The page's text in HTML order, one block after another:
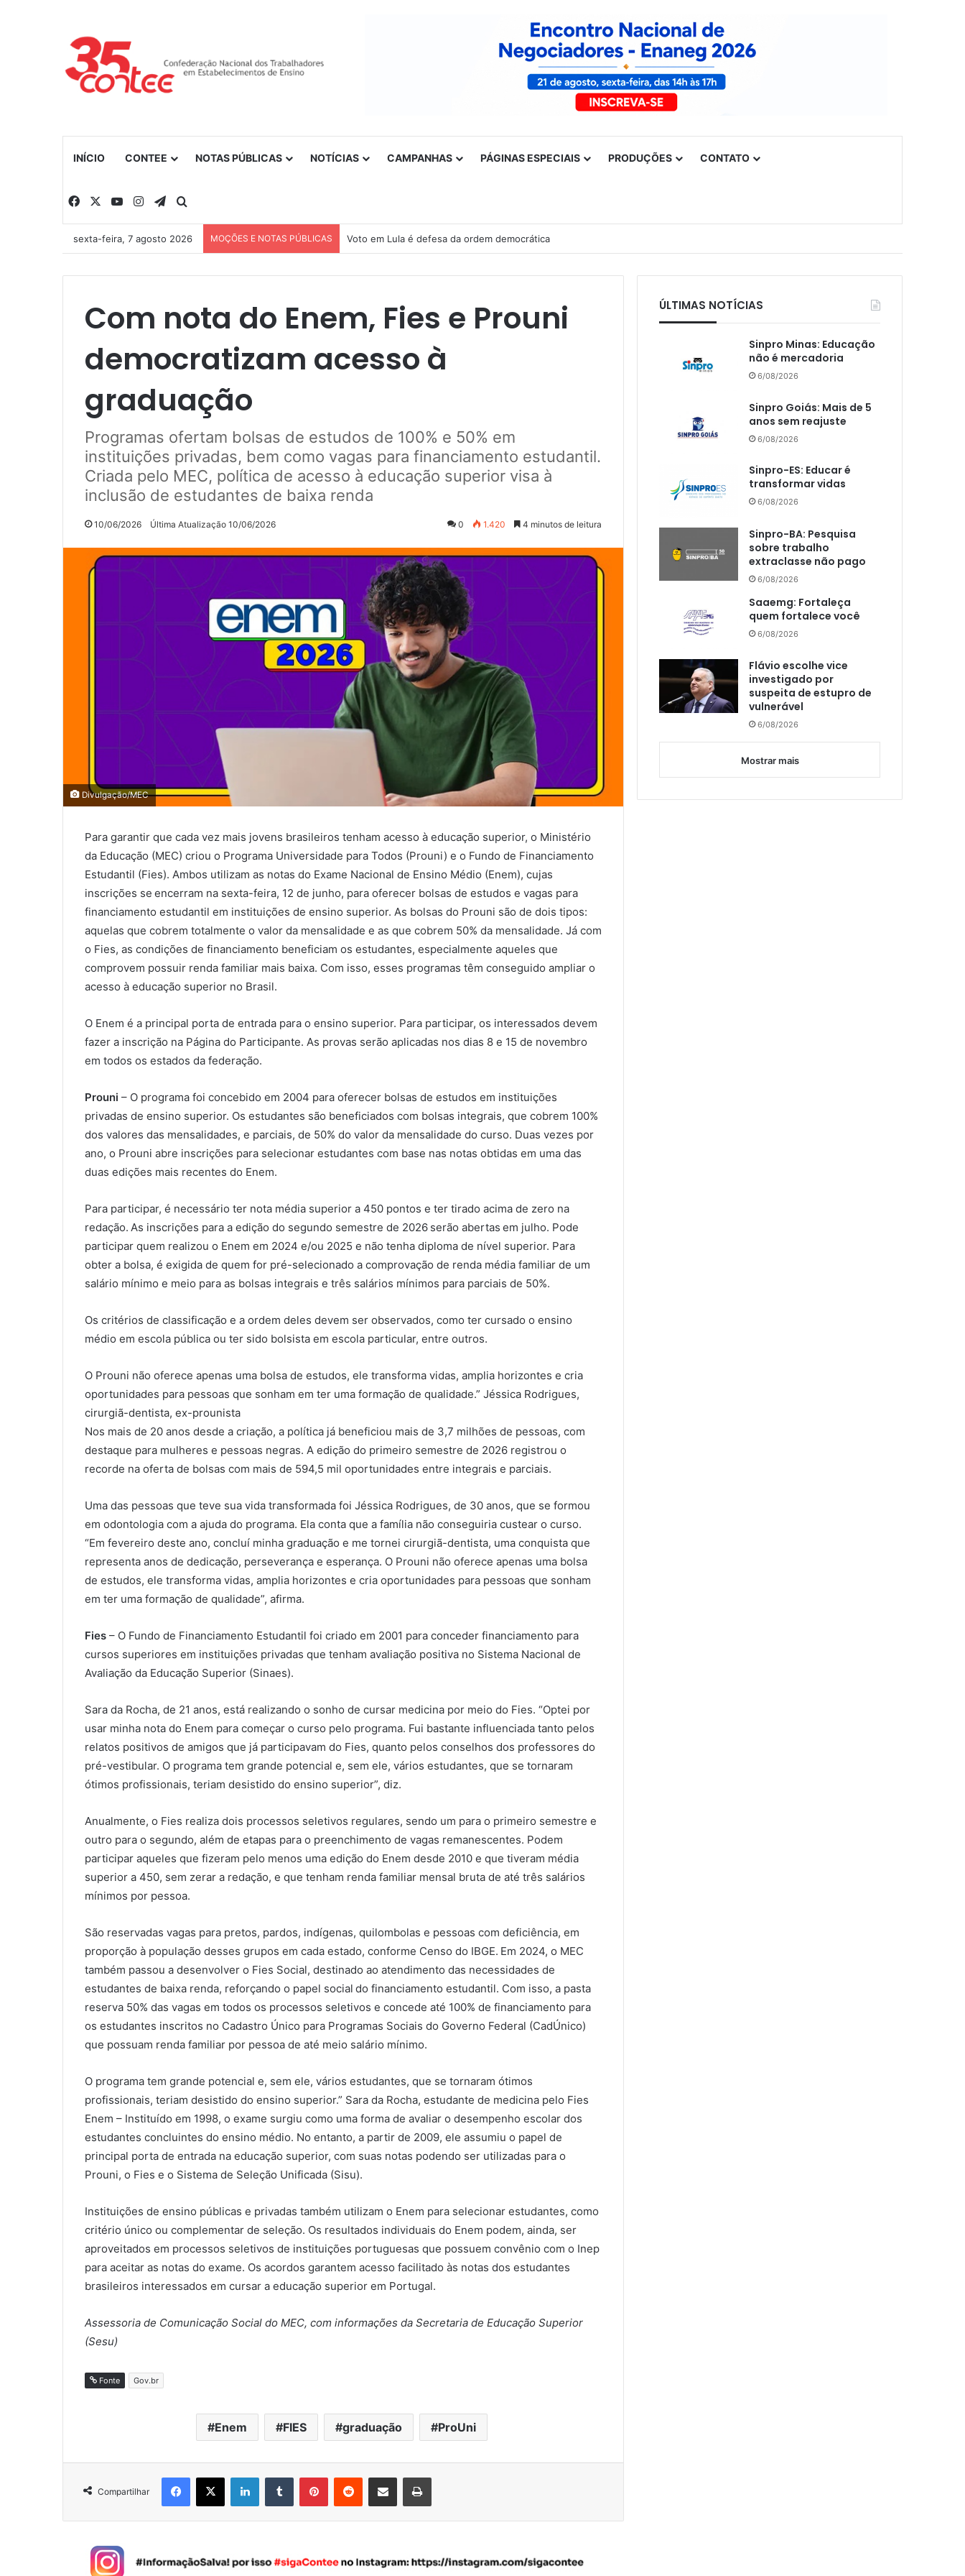
INÍCIO CONTEE NOTAS PÚBLICAS NOTÍCIAS CAMPANHAS PÁGINAS ESPECIAIS PRODUÇÕES CONTATO
Facebook YouTubeInstagramTelegram
sexta-feira, 7 agosto 2026 MOÇÕES E NOTAS PÚBLICAS Nota de solidariedade ao povo venezuelano
Com nota do Enem, Fies e Prouni
democratizam acesso à
graduação
Programas ofertam bolsas de estudos de 100% e 50% em
instituições privadas, bem como vagas para financiamento estudantil.
Criada pelo MEC, política de acesso à educação superior visa à
inclusão de estudantes de baixa renda
10/06/2026 Última Atualização 10/06/2026 0 1.420 4 minutos de leitura
Divulgação/MEC
Para garantir que cada vez mais jovens brasileiros tenham acesso à educação superior, o Ministério
da Educação (MEC) criou o Programa Universidade para Todos (Prouni) e o Fundo de Financiamento
Estudantil (Fies). Ambos utilizam as notas do Exame Nacional de Ensino Médio (Enem), cujas
inscrições se encerram na sexta-feira, 12 de junho, para oferecer bolsas de estudos e vagas para
financiamento estudantil em instituições de ensino superior. As bolsas do Prouni são de dois tipos:
aquelas que cobrem totalmente o valor da mensalidade e as que cobrem 50% da mensalidade. Já com
o Fies, as condições de financiamento beneficiam os estudantes, especialmente aqueles que
comprovem possuir renda familiar mais baixa. Com isso, esses programas têm conseguido ampliar o
acesso à educação superior no Brasil.
O Enem é a principal porta de entrada para o ensino superior. Para participar, os interessados devem
fazer a inscrição na Página do Participante. As provas serão aplicadas nos dias 8 e 15 de novembro
em todos os estados da federação.
Prouni – O programa foi concebido em 2004 para oferecer bolsas de estudos em instituições
privadas de ensino superior. Os estudantes são beneficiados com bolsas integrais, que cobrem 100%
dos valores das mensalidades, e parciais, de 50% do valor da mensalidade do curso. Duas vezes por
ano, o Prouni abre inscrições para selecionar estudantes com base nas notas obtidas em uma das
duas edições mais recentes do Enem.
Para participar, é necessário ter nota média superior a 450 pontos e ter tirado acima de zero na
redação. As inscrições para a edição do segundo semestre de 2026 serão abertas em julho. Pode
participar quem realizou o Enem em 2024 e/ou 2025 e não tenha diploma de nível superior. Para
obter a bolsa, é exigida de quem for pré-selecionado a comprovação de renda média familiar de um
salário mínimo e meio para as bolsas integrais e três salários mínimos para parciais de 50%.
Os critérios de classificação e a ordem deles devem ser observados, como ter cursado o ensino
médio em escola pública ou ter sido bolsista em escola particular, entre outros.
O Prouni não oferece apenas uma bolsa de estudos, ele transforma vidas, amplia horizontes e cria
oportunidades para pessoas que sonham em ter uma formação de qualidade.” Jéssica Rodrigues,
cirurgiã-dentista, ex-prounista
Nos mais de 20 anos desde a criação, a política já beneficiou mais de 3,7 milhões de pessoas, com
destaque para mulheres e pessoas negras. A edição do primeiro semestre de 2026 registrou o
recorde na oferta de bolsas com mais de 594,5 mil oportunidades entre integrais e parciais.
Uma das pessoas que teve sua vida transformada foi Jéssica Rodrigues, de 30 anos, que se formou
em odontologia com a ajuda do programa. Ela conta que a família não conseguiria custear o curso.
“Em fevereiro deste ano, concluí minha graduação e me tornei cirurgiã-dentista, uma conquista que
representa anos de dedicação, perseverança e esperança. O Prouni não oferece apenas uma bolsa
de estudos, ele transforma vidas, amplia horizontes e cria oportunidades para pessoas que sonham
em ter uma formação de qualidade”, afirma.
Fies – O Fundo de Financiamento Estudantil foi criado em 2001 para conceder financiamento para
cursos superiores em instituições privadas que tenham avaliação positiva no Sistema Nacional de
Avaliação da Educação Superior (Sinaes).
Sara da Rocha, de 21 anos, está realizando o sonho de cursar medicina por meio do Fies. “Optei por
usar minha nota do Enem para começar o curso pelo programa. Fui bastante influenciada tanto pelos
relatos positivos de amigos que já participavam do Fies, quanto pelos conselhos dos professores do
pré-vestibular. O programa tem grande potencial e, sem ele, vários estudantes, que se tornaram
ótimos profissionais, teriam desistido do ensino superior”, diz.
Anualmente, o Fies realiza dois processos seletivos regulares, sendo um para o primeiro semestre e
outro para o segundo, além de etapas para o preenchimento de vagas remanescentes. Podem
participar aqueles que fizeram pelo menos uma edição do Enem desde 2010 e que tiveram média
superior a 450, sem zerar a redação, e que tenham renda familiar mensal bruta de até três salários
mínimos por pessoa.
São reservadas vagas para pretos, pardos, indígenas, quilombolas e pessoas com deficiência, em
proporção à população desses grupos em cada estado, conforme Censo do IBGE. Em 2024, o MEC
também passou a desenvolver o Fies Social, destinado ao atendimento das necessidades de
estudantes de baixa renda, reforçando o papel social do financiamento estudantil. Com isso, a pasta
reserva 50% das vagas em todos os processos seletivos e concede até 100% de financiamento para
os estudantes inscritos no Cadastro Único para Programas Sociais do Governo Federal (CadÚnico)
que possuam renda familiar por pessoa de até meio salário mínimo.
O programa tem grande potencial e, sem ele, vários estudantes, que se tornaram ótimos
profissionais, teriam desistido do ensino superior.” Sara da Rocha, estudante de medicina pelo Fies
Enem – Instituído em 1998, o exame surgiu como uma forma de avaliar o desempenho escolar dos
estudantes concluintes do ensino médio. No entanto, a partir de 2009, ele assumiu o papel de
principal porta de entrada na educação superior, com suas notas podendo ser utilizadas para o
Prouni, o Fies e o Sistema de Seleção Unificada (Sisu).
Instituições de ensino públicas e privadas também utilizam o Enem para selecionar estudantes, como
critério único ou complementar de seleção. Os resultados individuais do Enem podem, ainda, ser
aproveitados em processos seletivos de instituições portuguesas que possuem convênio com o Inep
para aceitar as notas do exame. Os acordos garantem acesso facilitado às notas dos estudantes
brasileiros interessados em cursar a educação superior em Portugal.
Assessoria de Comunicação Social do MEC, com informações da Secretaria de Educação Superior
(Sesu)
Fonte Gov.br
Enem FIES graduação ProUni
Compartilhar
ÚLTIMAS NOTÍCIAS
Sinpro Minas: Educação
não é mercadoria
6/08/2026
Sinpro Goiás: Mais de 5
anos sem reajuste
6/08/2026
Sinpro-ES: Educar é
transformar vidas
6/08/2026
Sinpro-BA: Pesquisa
sobre trabalho
extraclasse não pago
6/08/2026
Saaemg: Fortaleça
quem fortalece você
6/08/2026
Flávio escolhe vice
investigado por
suspeita de estupro de
vulnerável
6/08/2026
Mostrar mais